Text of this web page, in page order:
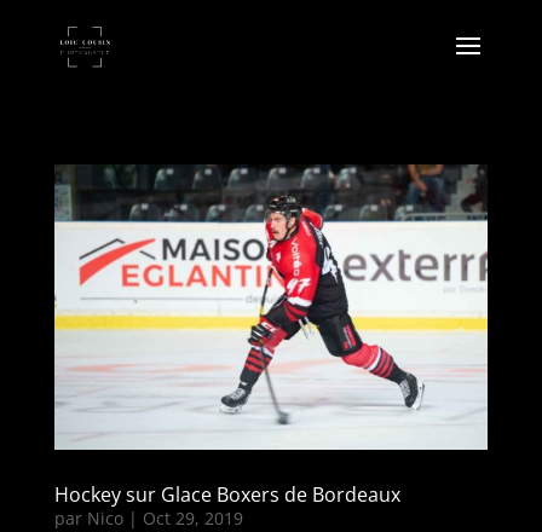
Hockey sur Glace Boxers de Bordeaux
par Nico| Oct 29, 2019